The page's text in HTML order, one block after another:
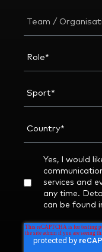
Yes, I would
services and
any time.
can be found